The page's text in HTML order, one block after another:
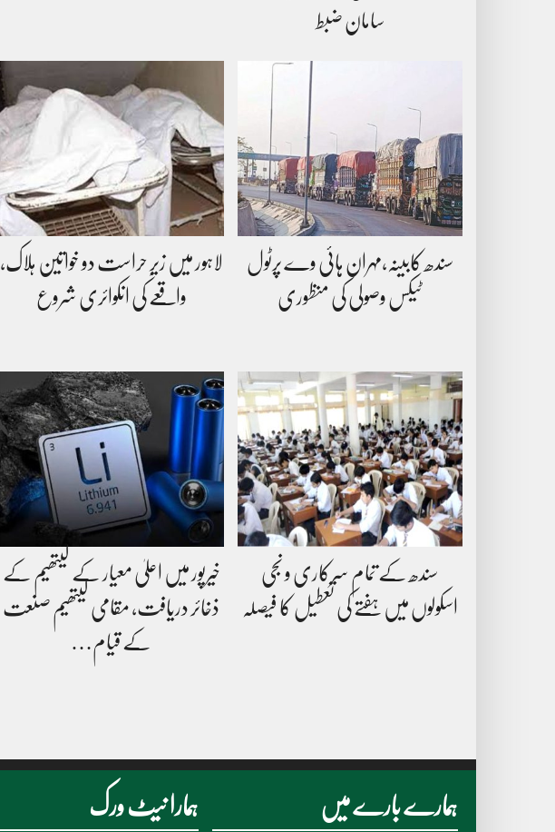
سامان ضبط
سندھ کابینہ،مہران ہائی وے پرٹول
ٹیکس وصولی کی منظوری
لاہور میں زیرِ حراست دو خواتین ہلاک،
واقعے کی انکوائری شروع
سندھ کے تمام سرکاری و نجی
اسکولوں میں ہفتے کی تعطیل کا فیصلہ
خیرپور میں اعلیٰ معیار کے لیتھیم کے
ذخائر دریافت، مقامی لیتھیم صنعت
کے قیام…
ہمارے بارے میں ہمارا نیٹ ورک